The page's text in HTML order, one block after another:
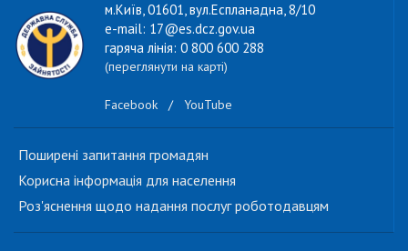
м.Київ, 01601, вул.Еспланадна, 8/10
e-mail: 17@es.dcz.gov.ua
гаряча лінія: 0 800 600 288
(переглянути на карті)
Facebook / YouTube
Поширені запитання громадян
Корисна інформація для населення
Роз'яснення щодо надання послуг роботодавцям